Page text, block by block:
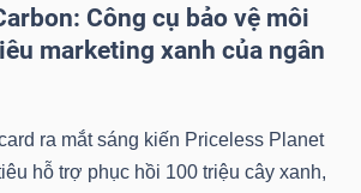
Công cụ bảo vệ môi
marketing xanh của ngân
ra mắt sáng kiến Priceless Planet
hỗ trợ phục hồi 100 triệu cây xanh,